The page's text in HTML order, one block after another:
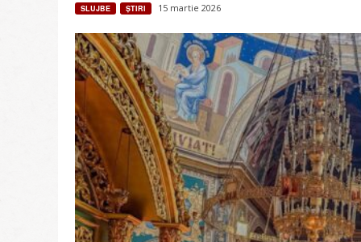
SLUJBE ŞTIRI 15 martie 2026